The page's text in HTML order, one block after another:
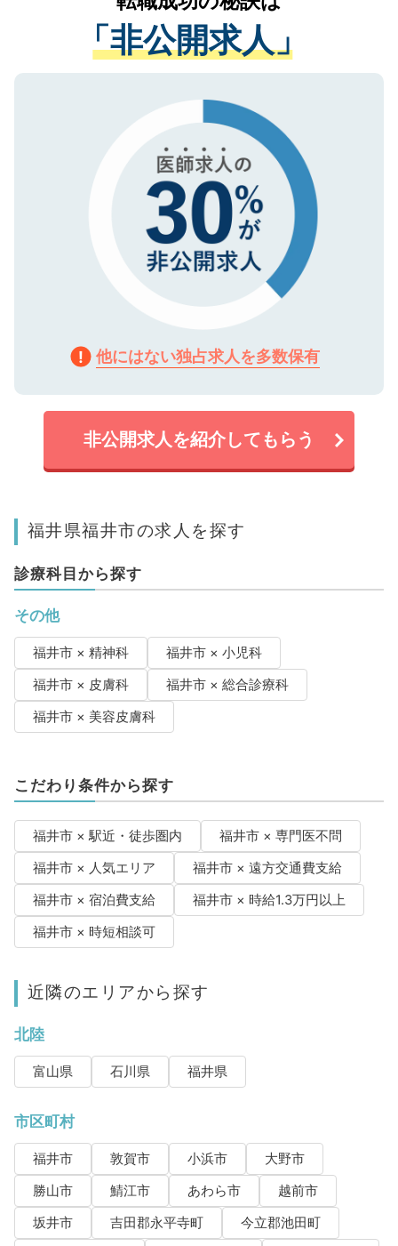
管理基準を満たした事業者のみに付与され
る、プライバシーマークを取得済みです。
で、機密保持に関してもご安心ください。
経験をまじえながら、適切なアドバイスを
させていただきます。すぐにご転職をされ
ない方には、長期的なサポートが可能です
ので、まずはご登録ください。
「非公開求人」
他にはない独占求人を多数保有
非公開求人を紹介してもらう
福井県福井市の求人を探す
診療科目から探す
その他
福井市 × 精神科
福井市 × 小児科
福井市 × 皮膚科
福井市 × 総合診療科
福井市 × 美容皮膚科
こだわり条件から探す
福井市 × 駅近・徒歩圏内
福井市 × 専門医不問
福井市 × 人気エリア
福井市 × 遠方交通費支給
福井市 × 宿泊費支給
福井市 × 時給1.3万円以上
福井市 × 時短相談可
近隣のエリアから探す
北陸
富山県 石川県 福井県
市区町村
福井市 敦賀市 小浜市
大野市
勝山市
鯖江市 あわら市
越前市
坂井市
吉田郡永平寺町
今立郡池田町